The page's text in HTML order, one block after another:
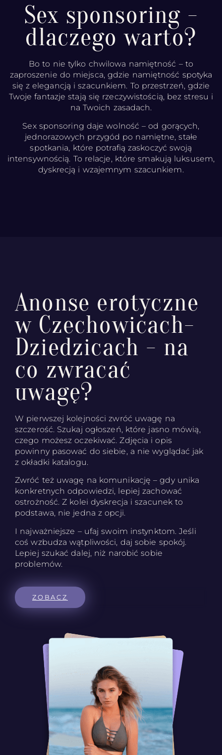
Sex sponsoring -
dlaczego warto?
Bo to nie tylko chwilowa namiętność – to
zaproszenie do miejsca, gdzie namiętność spotyka
się z elegancją i szacunkiem. To przestrzeń, gdzie
Twoje fantazje stają się rzeczywistością, bez stresu i
na Twoich zasadach.
Sex sponsoring daje wolność – od gorących,
jednorazowych przygód po namiętne, stałe
spotkania, które potrafią zaskoczyć swoją
intensywnością. To relacje, które smakują luksusem,
dyskrecją i wzajemnym szacunkiem.
Anonse erotyczne
w Czechowicach-
Dziedzicach - na
co zwracać
uwagę?
W pierwszej kolejności zwróć uwagę na
szczerość. Szukaj ogłoszeń, które jasno mówią,
czego możesz oczekiwać. Zdjęcia i opis
powinny pasować do siebie, a nie wyglądać jak
z okładki katalogu.
Zwróć też uwagę na komunikację – gdy unika
konkretnych odpowiedzi, lepiej zachować
ostrożność. Z kolei dyskrecja i szacunek to
podstawa, nie jedna z opcji.
I najważniejsze – ufaj swoim instynktom. Jeśli
coś wzbudza wątpliwości, daj sobie spokój.
Lepiej szukać dalej, niż narobić sobie
problemów.
ZOBACZ